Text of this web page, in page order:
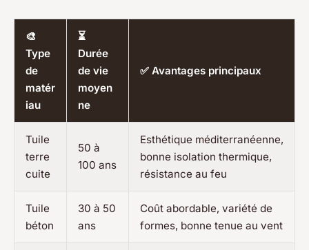
🎨
Type
de
matér
iau
⏳
Durée
de vie
moyen
ne
✅ Avantages principaux
Tuile
terre
cuite
50 à
100 ans
Esthétique méditerranéenne,
bonne isolation thermique,
résistance au feu
Tuile
béton
30 à 50
ans
Coût abordable, variété de
formes, bonne tenue au vent